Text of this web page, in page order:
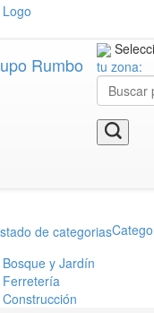
tu zona:
Bosque y Jardín
Ferretería
Construcción